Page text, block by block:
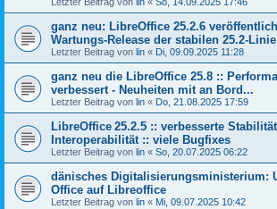
ganz neu: LibreOffice 25.2.6
Wartungs-Release der stabilen 25.2-Linie
Letzter Beitrag von lin « Di, 09.09.2025 11:28
ganz neu die LibreOffice 25.8 ::
verbessert - Neuheiten mit an Bord...
Letzter Beitrag von lin « Do, 21.08.2025 17:59
LibreOffice 25.2.5 :: verbesserte
Interoperabilität :: viele Bugfixes
Letzter Beitrag von lin « So, 20.07.2025 06:22
dänisches Digitalisierungsministerium:
Office auf Libreoffice
Letzter Beitrag von lin « Mi, 09.07.2025 10:42